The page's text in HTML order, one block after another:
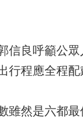
信良呼籲公
程應全程配
雖然是六都